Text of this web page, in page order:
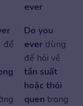
ever
để
Do you
ever dùng
để hỏi về
tần suất
hoặc thói
quen trong